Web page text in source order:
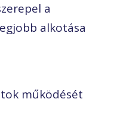
a
alkotása
működését